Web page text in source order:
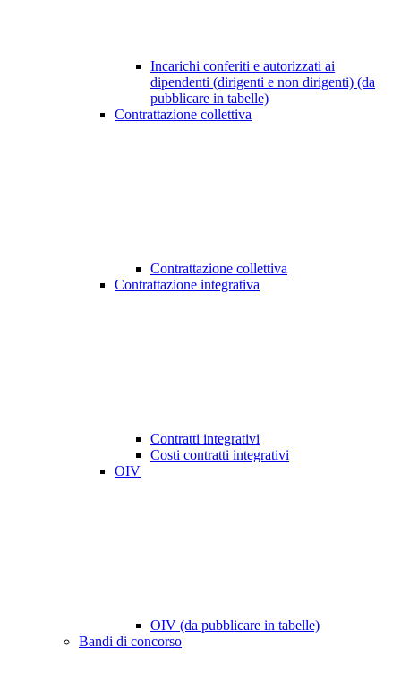
Incarichi conferiti e autorizzati ai
dipendenti (dirigenti e non dirigenti) (da
pubblicare in tabelle)
Contrattazione collettiva
Contrattazione collettiva
Contrattazione integrativa
Contratti integrativi
Costi contratti integrativi
OIV
OIV (da pubblicare in tabelle)
Bandi di concorso